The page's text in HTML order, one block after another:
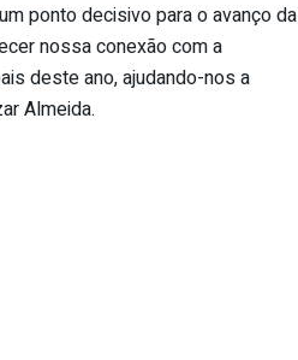
ponto decisivo para o avanço da
nossa conexão com a
deste ano, ajudando-nos a
Almeida.